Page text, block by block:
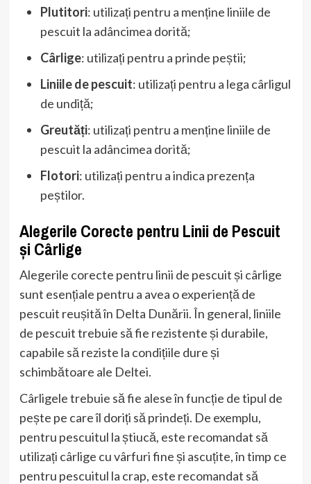
Plutitori: utilizați pentru a menține liniile de
pescuit la adâncimea dorită;
Cârlige: utilizați pentru a prinde peștii;
Liniile de pescuit: utilizați pentru a lega cârligul
de undiță;
Greutăți: utilizați pentru a menține liniile de
pescuit la adâncimea dorită;
Flotori: utilizați pentru a indica prezența
peștilor.
Alegerile Corecte pentru Linii de Pescuit
și Cârlige
Alegerile corecte pentru linii de pescuit și cârlige
sunt esențiale pentru a avea o experiență de
pescuit reușită în Delta Dunării. În general, liniile
de pescuit trebuie să fie rezistente și durabile,
capabile să reziste la condițiile dure și
schimbătoare ale Deltei.
Cârligele trebuie să fie alese în funcție de tipul de
pește pe care îl doriți să prindeți. De exemplu,
pentru pescuitul la știucă, este recomandat să
utilizați cârlige cu vârfuri fine și ascuțite, în timp ce
pentru pescuitul la crap, este recomandat să